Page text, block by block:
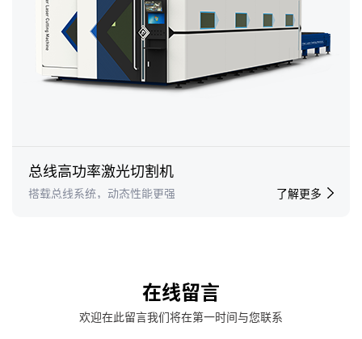
总线高功率激光切割机
搭载总线系统，动态性能更强 了解更多
在线留言
欢迎在此留言我们将在第一时间与您联系